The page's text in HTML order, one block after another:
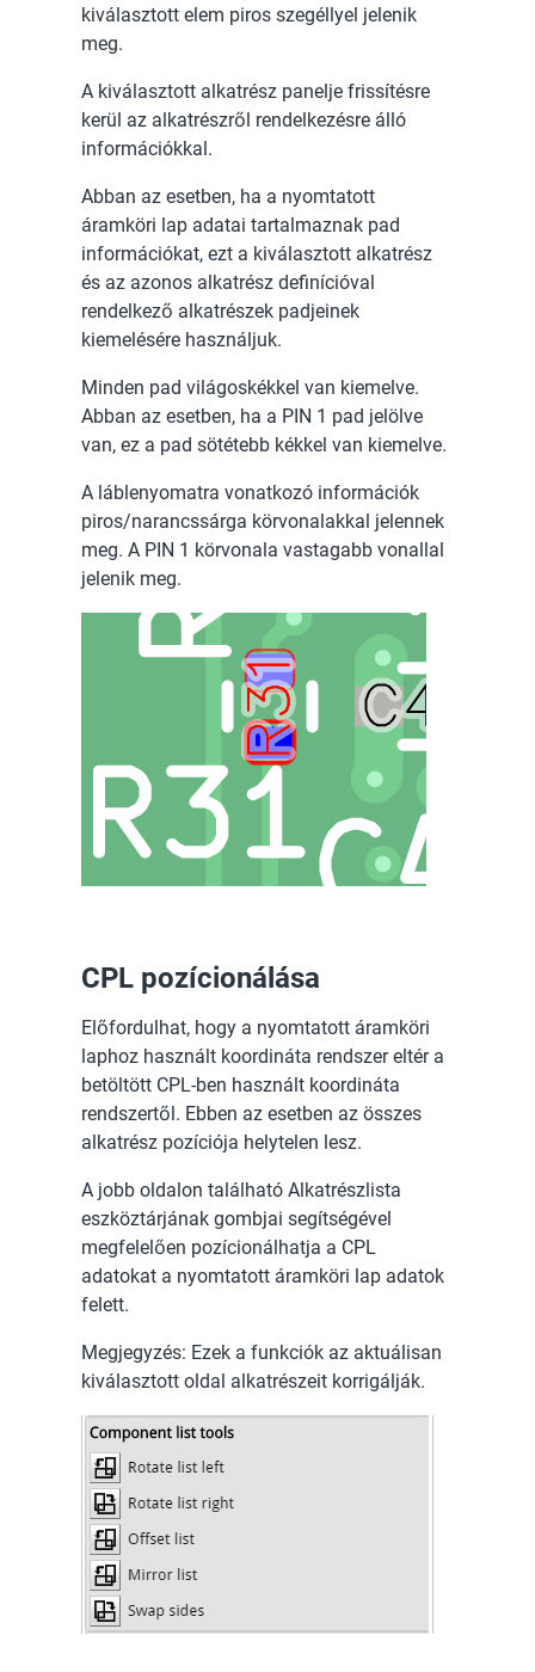
kiválasztott elem piros szegéllyel jelenik
meg.
A kiválasztott alkatrész panelje frissítésre
kerül az alkatrészről rendelkezésre álló
információkkal.
Abban az esetben, ha a nyomtatott
áramköri lap adatai tartalmaznak pad
információkat, ezt a kiválasztott alkatrész
és az azonos alkatrész definícióval
rendelkező alkatrészek padjeinek
kiemelésére használjuk.
Minden pad világoskékkel van kiemelve.
Abban az esetben, ha a PIN 1 pad jelölve
van, ez a pad sötétebb kékkel van kiemelve.
A láblenyomatra vonatkozó információk
piros/narancssárga körvonalakkal jelennek
meg. A PIN 1 körvonala vastagabb vonallal
jelenik meg.
CPL pozícionálása
Előfordulhat, hogy a nyomtatott áramköri
laphoz használt koordináta rendszer eltér a
betöltött CPL-ben használt koordináta
rendszertől. Ebben az esetben az összes
alkatrész pozíciója helytelen lesz.
A jobb oldalon található Alkatrészlista
eszköztárjának gombjai segítségével
megfelelően pozícionálhatja a CPL
adatokat a nyomtatott áramköri lap adatok
felett.
Megjegyzés: Ezek a funkciók az aktuálisan
kiválasztott oldal alkatrészeit korrigálják.